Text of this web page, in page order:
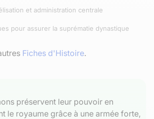
et administration centrale
pour assurer la suprématie dynastique
Fiches d'Histoire.
préservent leur pouvoir en
le royaume grâce à une armée forte,